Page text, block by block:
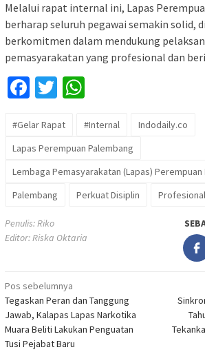
Melalui rapat internal ini, Lapas
berharap seluruh pegawai semakin solid,
berkomitmen dalam mendukung
pemasyarakatan yang profesional dan
Facebook
Twitter
#Gelar Rapat #Internal
Indodaily.co
Lapas Perempuan Palembang
Lembaga Pemasyarakatan (Lapas) Perempuan
Palembang
Perkuat Disiplin
Penulis: Riko
Editor: Riska Oktaria
Navigasi
pos
Pos sebelumnya
Tegaskan Peran dan Tanggung
Jawab, Kalapas Lapas Narkotika
Muara Beliti Lakukan Penguatan
Tusi Pejabat Baru